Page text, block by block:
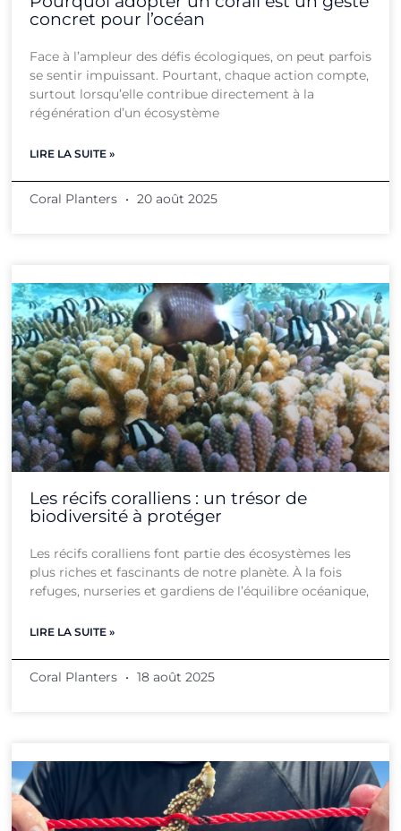
concret pour l’océan
Face à l’ampleur des défis écologiques, on peut parfois
se sentir impuissant. Pourtant, chaque action compte,
surtout lorsqu’elle contribue directement à la
régénération d’un écosystème
LIRE LA SUITE »
Coral Planters 20 août 2025
Les récifs coralliens : un trésor de
biodiversité à protéger
Les récifs coralliens font partie des écosystèmes les
plus riches et fascinants de notre planète. À la fois
refuges, nurseries et gardiens de l’équilibre océanique,
LIRE LA SUITE »
Coral Planters 18 août 2025